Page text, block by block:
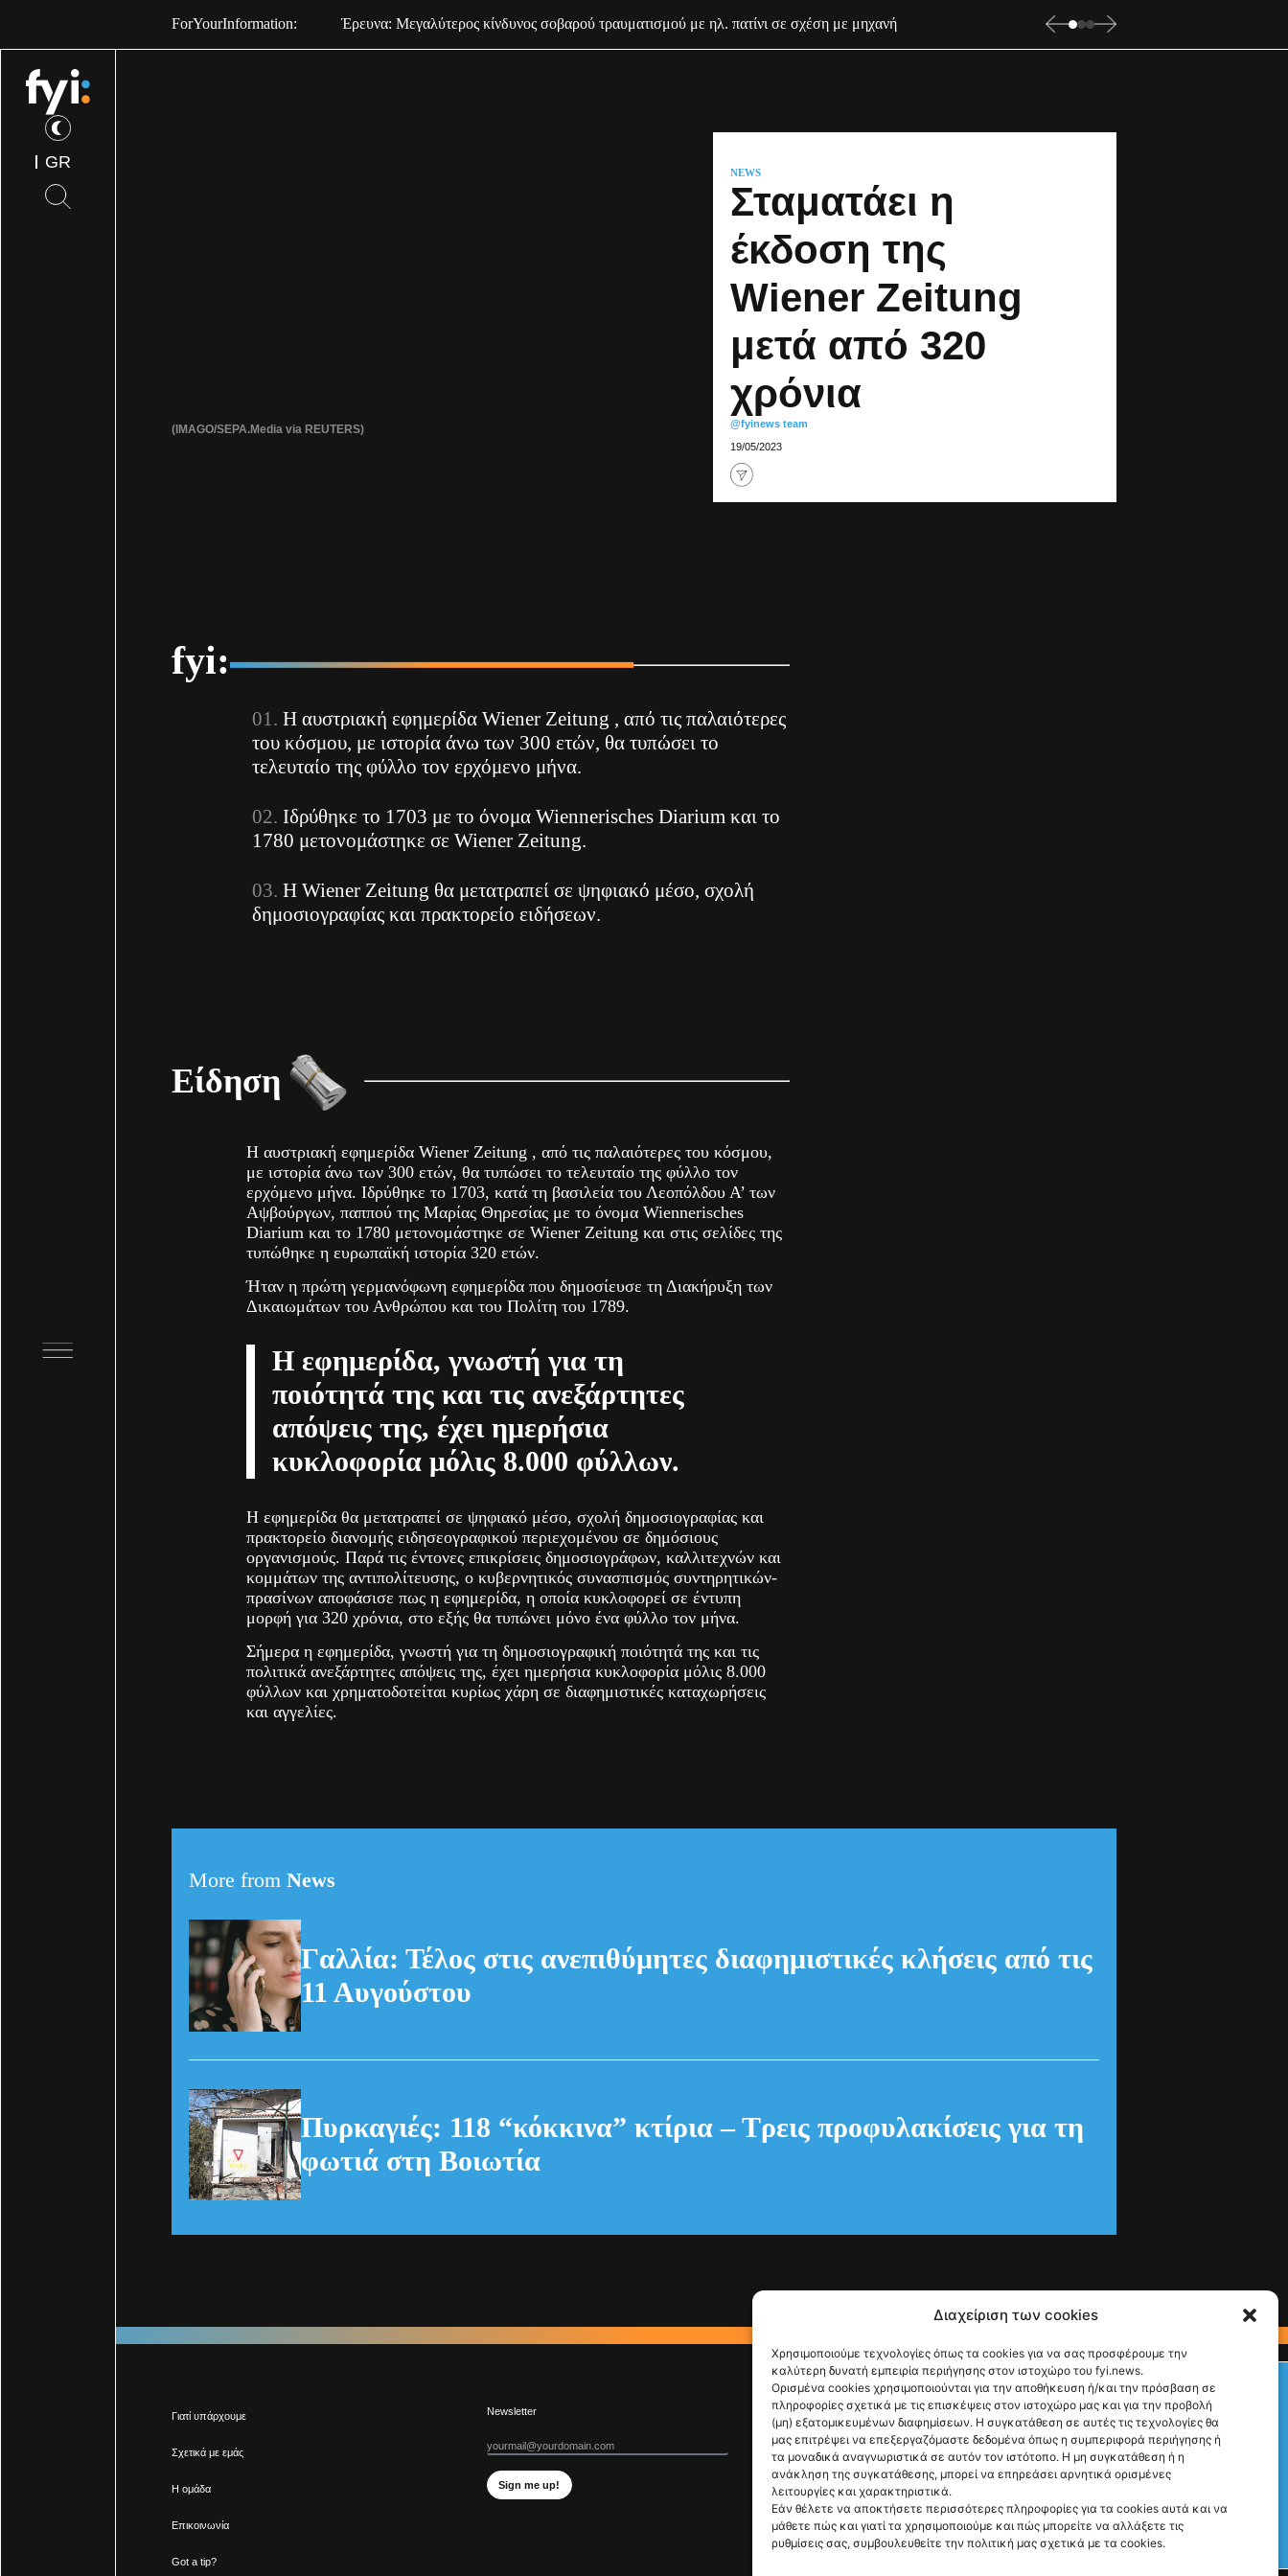
Διαχείριση των cookies
Χρησιμοποιούμε τεχνολογίες όπως τα cookies για να σας προσφέρουμε την
καλύτερη δυνατή εμπειρία περιήγησης στον ιστοχώρο του fyi.news.
Ορισμένα cookies χρησιμοποιούνται για την αποθήκευση ή/και την πρόσβαση σε
πληροφορίες σχετικά με τις επισκέψεις στον ιστοχώρο μας και για την προβολή
(μη) εξατομικευμένων διαφημίσεων. Η συγκατάθεση σε αυτές τις τεχνολογίες θα
μας επιτρέψει να επεξεργαζόμαστε δεδομένα όπως η συμπεριφορά περιήγησης ή
τα μοναδικά αναγνωριστικά σε αυτόν τον ιστότοπο. Η μη συγκατάθεση ή η
ανάκληση της συγκατάθεσης, μπορεί να επηρεάσει αρνητικά ορισμένες
λειτουργίες και χαρακτηριστικά.
Εάν θέλετε να αποκτήσετε περισσότερες πληροφορίες για τα cookies αυτά και να
μάθετε πώς και γιατί τα χρησιμοποιούμε και πώς μπορείτε να αλλάξετε τις
ρυθμίσεις σας, συμβουλευθείτε την πολιτική μας σχετικά με τα cookies.
Check This!
Γιατί Υπάρχουμε
GR
ForYourInformation: Έρευνα: Μεγαλύτερος κίνδυνος σοβαρού τραυματισμού με ηλ. πατίνι σε σχέση με μηχανή
(IMAGO/SEPA.Media via REUTERS)
NEWS
Σταματάει η
έκδοση της
Wiener Zeitung
μετά από 320
χρόνια
@fyinews team
19/05/2023
fyi:
Η αυστριακή εφημερίδα Wiener Zeitung , από τις παλαιότερες
του κόσμου, με ιστορία άνω των 300 ετών, θα τυπώσει το
τελευταίο της φύλλο τον ερχόμενο μήνα.
Ιδρύθηκε το 1703 με το όνομα Wiennerisches Diarium και το
1780 μετονομάστηκε σε Wiener Zeitung.
Η Wiener Zeitung θα μετατραπεί σε ψηφιακό μέσο, σχολή
δημοσιογραφίας και πρακτορείο ειδήσεων.
Είδηση
Η αυστριακή εφημερίδα Wiener Zeitung , από τις παλαιότερες του κόσμου,
με ιστορία άνω των 300 ετών, θα τυπώσει το τελευταίο της φύλλο τον
ερχόμενο μήνα. Ιδρύθηκε το 1703, κατά τη βασιλεία του Λεοπόλδου Α’ των
Αψβούργων, παππού της Μαρίας Θηρεσίας με το όνομα Wiennerisches
Diarium και το 1780 μετονομάστηκε σε Wiener Zeitung και στις σελίδες της
τυπώθηκε η ευρωπαϊκή ιστορία 320 ετών.
Ήταν η πρώτη γερμανόφωνη εφημερίδα που δημοσίευσε τη Διακήρυξη των
Δικαιωμάτων του Ανθρώπου και του Πολίτη του 1789.
Η εφημερίδα, γνωστή για τη
ποιότητά της και τις ανεξάρτητες
απόψεις της, έχει ημερήσια
κυκλοφορία μόλις 8.000 φύλλων.
Η εφημερίδα θα μετατραπεί σε ψηφιακό μέσο, σχολή δημοσιογραφίας και
πρακτορείο διανομής ειδησεογραφικού περιεχομένου σε δημόσιους
οργανισμούς. Παρά τις έντονες επικρίσεις δημοσιογράφων, καλλιτεχνών και
κομμάτων της αντιπολίτευσης, ο κυβερνητικός συνασπισμός συντηρητικών-
πρασίνων αποφάσισε πως η εφημερίδα, η οποία κυκλοφορεί σε έντυπη
μορφή για 320 χρόνια, στο εξής θα τυπώνει μόνο ένα φύλλο τον μήνα.
Σήμερα η εφημερίδα, γνωστή για τη δημοσιογραφική ποιότητά της και τις
πολιτικά ανεξάρτητες απόψεις της, έχει ημερήσια κυκλοφορία μόλις 8.000
φύλλων και χρηματοδοτείται κυρίως χάρη σε διαφημιστικές καταχωρήσεις
και αγγελίες.
More fromNews
Γαλλία: Τέλος στις ανεπιθύμητες διαφημιστικές κλήσεις από τις
11 Αυγούστου
Πυρκαγιές: 118 “κόκκινα” κτίρια – Τρεις προφυλακίσεις για τη
φωτιά στη Βοιωτία
Γιατί υπάρχουμε
Σχετικά με εμάς
Η ομάδα
Επικοινωνία
Got a tip?
Newsletter
Sign me up!
Ακολούθησέ μας